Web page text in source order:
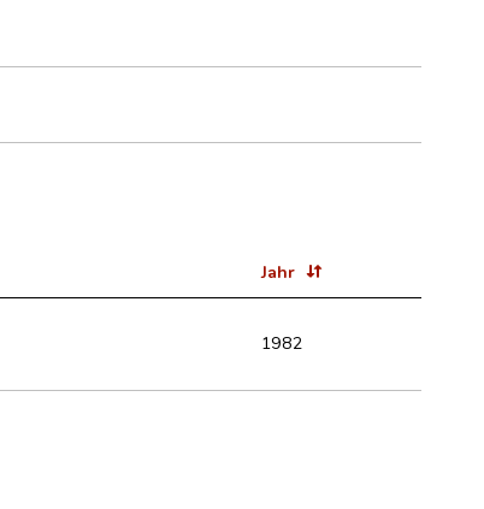
Jahr
1982